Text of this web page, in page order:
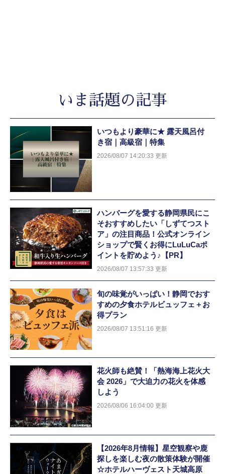
いま話題の記事
いつもより豪華に★ 露天風呂付
き宿｜高級宿｜特集
2026/08/07 14:20:33 更新
ハンバーグを愛する静岡県民にこ
そおすすめしたい「しずてつスト
ア」の注目商品！公式オンライン
ショップで賢くお得にLuLuCaポ
イントを貯めよう♪【PR】
2026/08/07 13:57:33 更新
旬の味覚がいっぱい！静岡でおす
すめの夕食ホテルビュッフェ＋お
得プラン
2026/08/07 13:51:16 更新
花火師も絶賛！「熱海海上花火大
会 2026」で大迫力の花火を体感
しよう
2026/08/06 16:04:00 更新
【2026年8月情報】星空観察や鹿
探しを楽しむ夜の散策体験が開催
☆ホテルハーヴェスト天城高原